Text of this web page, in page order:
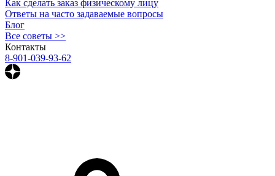
Как сделать заказ физическому лицу
Ответы на часто задаваемые вопросы
Блог
Все советы >>
Контакты
8-901-039-93-62